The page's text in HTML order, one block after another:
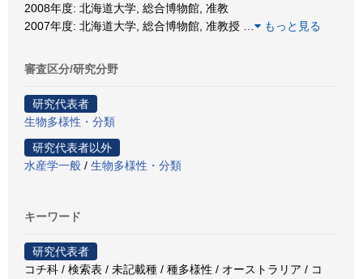
2008年度: 北海道大学, 総合博物館, 准教
2007年度: 北海道大学, 総合博物館, 准教授
もっと見る
審査区分/研究分野
研究代表者
生物多様性・分類
研究代表者以外
水産学一般 / 生物多様性・分類
キーワード
研究代表者
コチ科 / 検索表 / 未記載種 / 種多様性 / オーストラリア / コ